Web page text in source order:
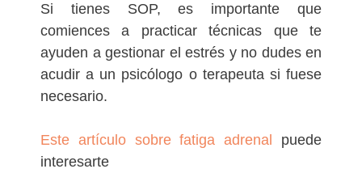
Si tienes SOP, es importante que
comiences a practicar técnicas que te
ayuden a gestionar el estrés y no dudes en
acudir a un psicólogo o terapeuta si fuese
necesario.
Este artículo sobre fatiga adrenal puede
interesarte